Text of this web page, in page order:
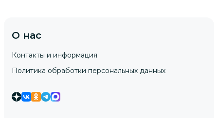
О нас
Контакты и информация
Политика обработки персональных данных